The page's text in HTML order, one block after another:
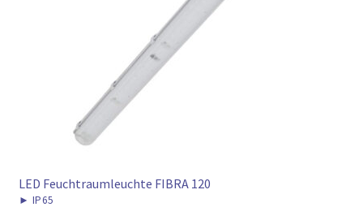
LED Feuchtraumleuchte FIBRA 120
► IP65